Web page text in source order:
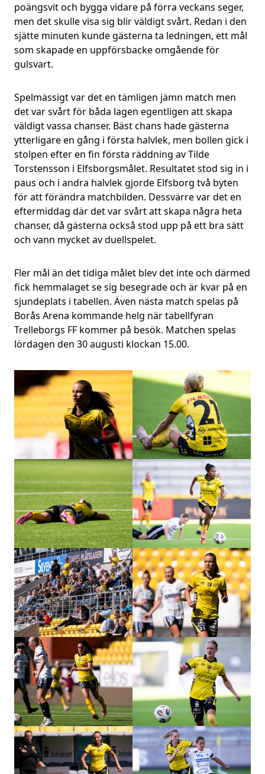
poängsvit och bygga vidare på förra veckans seger,
men det skulle visa sig blir väldigt svårt. Redan i den
sjätte minuten kunde gästerna ta ledningen, ett mål
som skapade en uppförsbacke omgående för
gulsvart.
Spelmässigt var det en tämligen jämn match men
det var svårt för båda lagen egentligen att skapa
väldigt vassa chanser. Bäst chans hade gästerna
ytterligare en gång i första halvlek, men bollen gick i
stolpen efter en fin första räddning av Tilde
Torstensson i Elfsborgsmålet. Resultatet stod sig in i
paus och i andra halvlek gjorde Elfsborg två byten
för att förändra matchbilden. Dessvärre var det en
eftermiddag där det var svårt att skapa några heta
chanser, då gästerna också stod upp på ett bra sätt
och vann mycket av duellspelet.
Fler mål än det tidiga målet blev det inte och därmed
fick hemmalaget se sig besegrade och är kvar på en
sjundeplats i tabellen. Även nästa match spelas på
Borås Arena kommande helg när tabellfyran
Trelleborgs FF kommer på besök. Matchen spelas
lördagen den 30 augusti klockan 15.00.